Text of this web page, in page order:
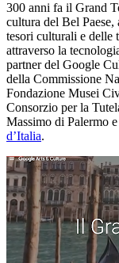
300 anni fa il Grand
cultura del Bel
tesori culturali e delle
attraverso la
partner del Google
della Commissione
Fondazione Musei
Consorzio per la
Massimo di Palermo
d’Italia.